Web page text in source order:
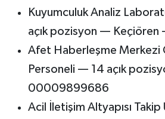
Kuyumculuk Analiz
açık pozisyon —
Afet Haberleşme Merkezi
Personeli — 14 açık
00009899686
Acil İletişim Altyapısı Takip